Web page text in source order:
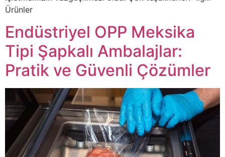
Ürünler
Endüstriyel OPP Meksika
Tipi Şapkalı Ambalajlar:
Pratik ve Güvenli Çözümler